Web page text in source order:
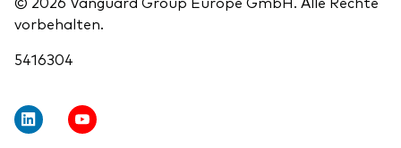
vorbehalten.
5416304